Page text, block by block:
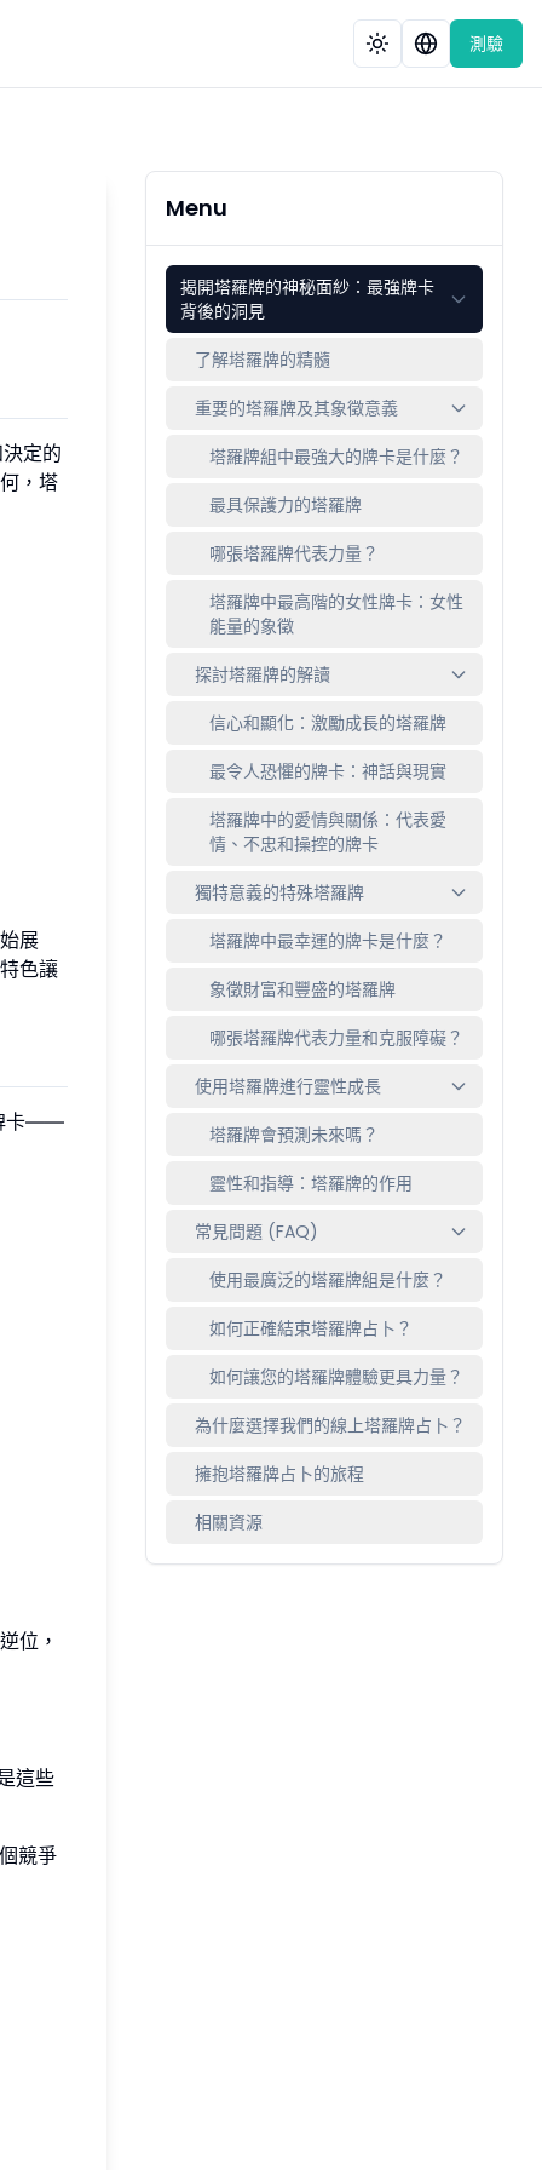
測驗
定的
，塔
展
色讓
卡——
位，
這些
競爭
Menu
揭開塔羅牌的神秘面紗：最強牌卡
背後的洞見
了解塔羅牌的精髓
重要的塔羅牌及其象徵意義
塔羅牌組中最強大的牌卡是什麼？
最具保護力的塔羅牌
哪張塔羅牌代表力量？
塔羅牌中最高階的女性牌卡：女性
能量的象徵
探討塔羅牌的解讀
信心和顯化：激勵成長的塔羅牌
最令人恐懼的牌卡：神話與現實
塔羅牌中的愛情與關係：代表愛
情、不忠和操控的牌卡
獨特意義的特殊塔羅牌
塔羅牌中最幸運的牌卡是什麼？
象徵財富和豐盛的塔羅牌
哪張塔羅牌代表力量和克服障礙？
使用塔羅牌進行靈性成長
塔羅牌會預測未來嗎？
靈性和指導：塔羅牌的作用
常見問題 (FAQ)
使用最廣泛的塔羅牌組是什麼？
如何正確結束塔羅牌占卜？
如何讓您的塔羅牌體驗更具力量？
為什麼選擇我們的線上塔羅牌占卜？
擁抱塔羅牌占卜的旅程
相關資源